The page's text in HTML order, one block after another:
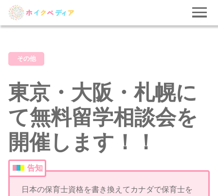
その他
東京・大阪・札幌に
て無料留学相談会を
開催します！！
告知
日本の保育士資格を書き換えてカナダで保育士を